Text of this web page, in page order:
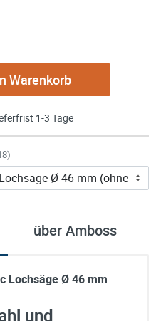
Warenkorb
1-3 Tage
über Amboss
Lochsäge Ø 46 mm
und